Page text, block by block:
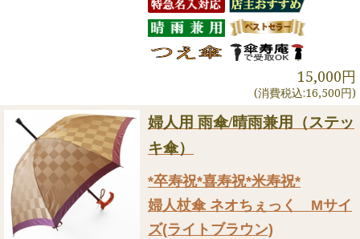
15,000円
(消費税込:16,500円)
婦人用 雨傘/晴雨兼用（ステッ
キ傘）
*卒寿祝*喜寿祝*米寿祝*
婦人杖傘 ネオちぇっく Mサイ
ズ(ライトブラウン)